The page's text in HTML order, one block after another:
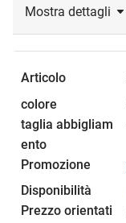
Mostra dettagli